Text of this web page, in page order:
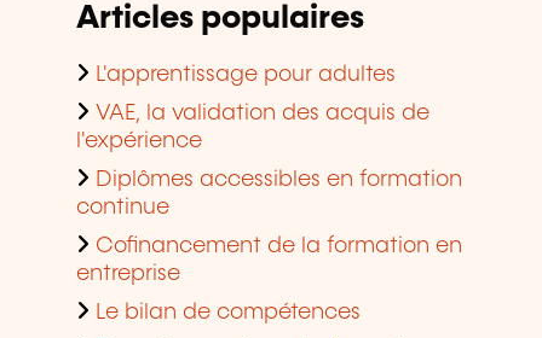
Articles populaires
L'apprentissage pour adultes
VAE, la validation des acquis de
l'expérience
Diplômes accessibles en formation
continue
Cofinancement de la formation en
entreprise
Le bilan de compétences